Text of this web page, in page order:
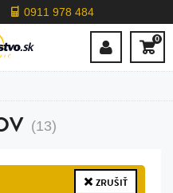
0911 978 484
0
(13)
ZRUŠIŤ